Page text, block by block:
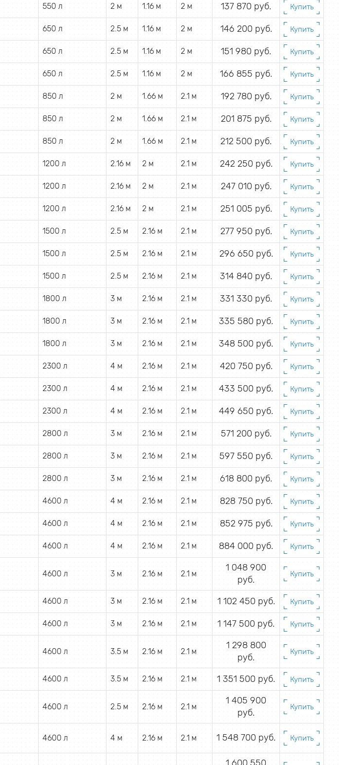
550 л 2 м 1.16 м 2 м 137 870 руб. Купить
650 л 2.5 м 1.16 м 2 м 146 200 руб. Купить
650 л 2.5 м 1.16 м 2 м 151 980 руб. Купить
650 л 2.5 м 1.16 м 2 м 166 855 руб. Купить
850 л 2 м 1.66 м 2.1 м 192 780 руб. Купить
850 л 2 м 1.66 м 2.1 м 201 875 руб. Купить
850 л 2 м 1.66 м 2.1 м 212 500 руб. Купить
1200 л 2.16 м 2 м 2.1 м 242 250 руб. Купить
1200 л 2.16 м 2 м 2.1 м 247 010 руб. Купить
1200 л 2.16 м 2 м 2.1 м 251 005 руб. Купить
1500 л 2.5 м 2.16 м 2.1 м 277 950 руб. Купить
1500 л 2.5 м 2.16 м 2.1 м 296 650 руб. Купить
1500 л 2.5 м 2.16 м 2.1 м 314 840 руб. Купить
1800 л 3 м 2.16 м 2.1 м 331 330 руб. Купить
1800 л 3 м 2.16 м 2.1 м 335 580 руб. Купить
1800 л 3 м 2.16 м 2.1 м 348 500 руб. Купить
2300 л 4 м 2.16 м 2.1 м 420 750 руб. Купить
2300 л 4 м 2.16 м 2.1 м 433 500 руб. Купить
2300 л 4 м 2.16 м 2.1 м 449 650 руб. Купить
2800 л 3 м 2.16 м 2.1 м 571 200 руб. Купить
2800 л 3 м 2.16 м 2.1 м 597 550 руб. Купить
2800 л 3 м 2.16 м 2.1 м 618 800 руб. Купить
4600 л 4 м 2.16 м 2.1 м 828 750 руб. Купить
4600 л 4 м 2.16 м 2.1 м 852 975 руб. Купить
4600 л 4 м 2.16 м 2.1 м 884 000 руб. Купить
4600 л 3 м 2.16 м 2.1 м
1 048 900
руб.
Купить
4600 л 3 м 2.16 м 2.1 м 1 102 450 руб. Купить
4600 л 3 м 2.16 м 2.1 м 1 147 500 руб. Купить
4600 л 3.5 м 2.16 м 2.1 м
1 298 800
руб.
Купить
4600 л 3.5 м 2.16 м 2.1 м 1 351 500 руб. Купить
4600 л 2.5 м 2.16 м 2.1 м
1 405 900
руб.
Купить
4600 л 4 м 2.16 м 2.1 м 1 548 700 руб. Купить